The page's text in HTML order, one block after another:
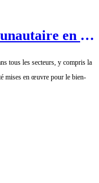
en ce
tous les secteurs, y compris la
mises en œuvre pour le bien-